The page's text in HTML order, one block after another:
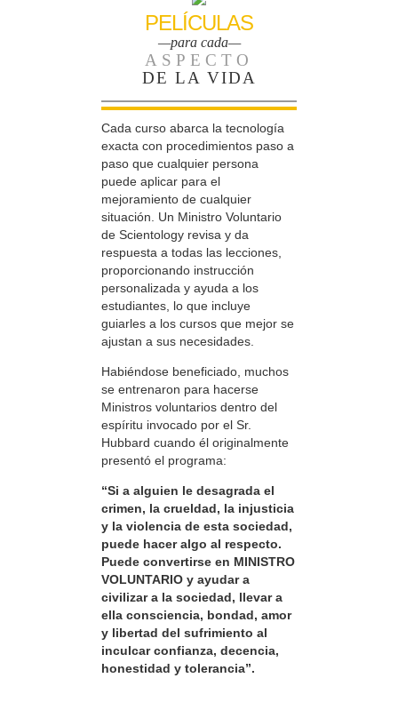
PELÍCULAS
—para cada—
ASPECTO
DE LA VIDA
Cada curso abarca la tecnología
exacta con procedimientos paso a
paso que cualquier persona
puede aplicar para el
mejoramiento de cualquier
situación. Un Ministro Voluntario
de Scientology revisa y da
respuesta a todas las lecciones,
proporcionando instrucción
personalizada y ayuda a los
estudiantes, lo que incluye
guiarles a los cursos que mejor se
ajustan a sus necesidades.
Habiéndose beneficiado, muchos
se entrenaron para hacerse
Ministros voluntarios dentro del
espíritu invocado por el Sr.
Hubbard cuando él originalmente
presentó el programa:
“Si a alguien le desagrada el
crimen, la crueldad, la injusticia
y la violencia de esta sociedad,
puede hacer algo al respecto.
Puede convertirse en MINISTRO
VOLUNTARIO y ayudar a
civilizar a la sociedad, llevar a
ella consciencia, bondad, amor
y libertad del sufrimiento al
inculcar confianza, decencia,
honestidad y tolerancia”.